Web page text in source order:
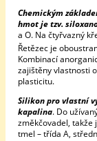
Chemickým
hmot je tzv.
a O. Na čtyřvazný
Řetězec je
Kombinací
zajištěny vlastnosti
plasticitu.
Silikon pro vlastní
kapalina. Do
změkčovadel, takže
tmel – třída A,